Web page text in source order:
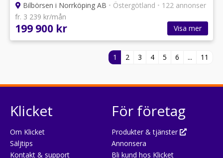
Bilbörsen i Norrköping AB • Östergötland • 122 annonser
fr. 3 239 kr/mån
199 900 kr Visa mer
1 2 3 4 5 6 ... 11
Klicket
Om Klicket
Säljtips
Kontakt & support
För företag
Produkter & tjänster
Annonsera
Bli kund hos Klicket